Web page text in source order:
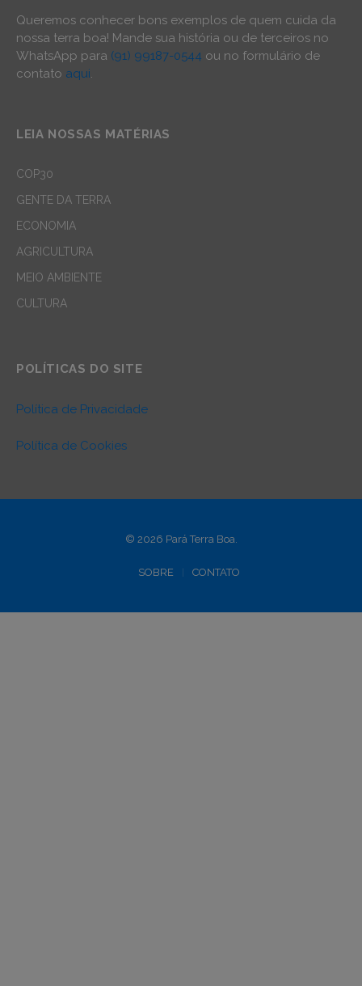
Queremos conhecer bons exemplos de quem cuida da
nossa terra boa! Mande sua história ou de terceiros no
WhatsApp para (91) 99187-0544 ou no formulário de
contato aqui.
LEIA NOSSAS MATÉRIAS
COP30
GENTE DA TERRA
ECONOMIA
AGRICULTURA
MEIO AMBIENTE
CULTURA
POLÍTICAS DO SITE
Política de Privacidade
Política de Cookies
© 2026 Pará Terra Boa.
SOBRE CONTATO